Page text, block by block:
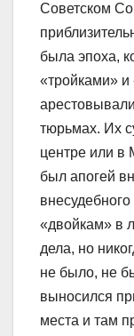
Советском
была эпоха,
«тройками»
тюрьмах. Их
центре или в
был апогей
«двойкам» в
дела, но
не было, не
выносился
места и там